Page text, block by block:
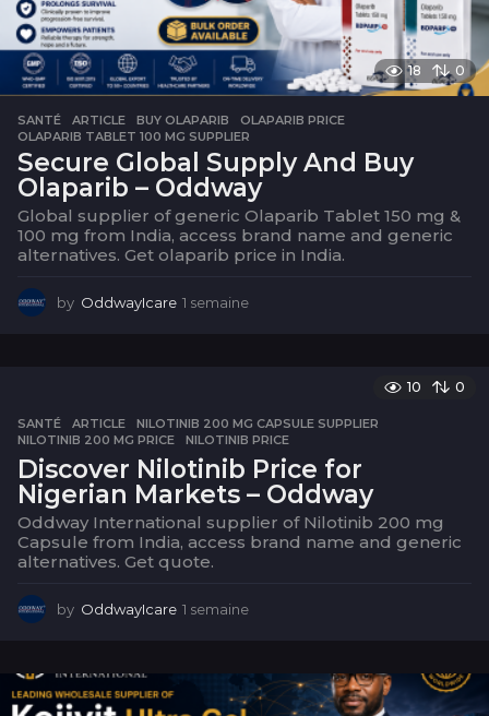
18 0
SANTÉ ARTICLE ,BUY OLAPARIB ,OLAPARIB PRICE
OLAPARIB TABLET 100 MG SUPPLIER
Secure Global Supply And Buy
Olaparib – Oddway
Global supplier of generic Olaparib Tablet 150 mg &
100 mg from India, access brand name and generic
alternatives. Get olaparib price in India.
by OddwayIcare 1 semaine
n
e
10 0
SANTÉ ARTICLE ,NILOTINIB 200 MG CAPSULE SUPPLIER
NILOTINIB 200 MG PRICE
,NILOTINIB PRICE
Discover Nilotinib Price for
Nigerian Markets – Oddway
Oddway International supplier of Nilotinib 200 mg
Capsule from India, access brand name and generic
alternatives. Get quote.
by OddwayIcare 1 semaine
m
a